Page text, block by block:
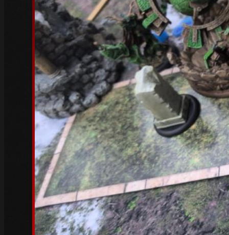
Mai 2023(5)
April 2023(3)
März 2023(6)
Februar 2023(4)
Januar 2023
(5)
Dezember 2022(4)
November 2022(4)
Oktober 2022(5)